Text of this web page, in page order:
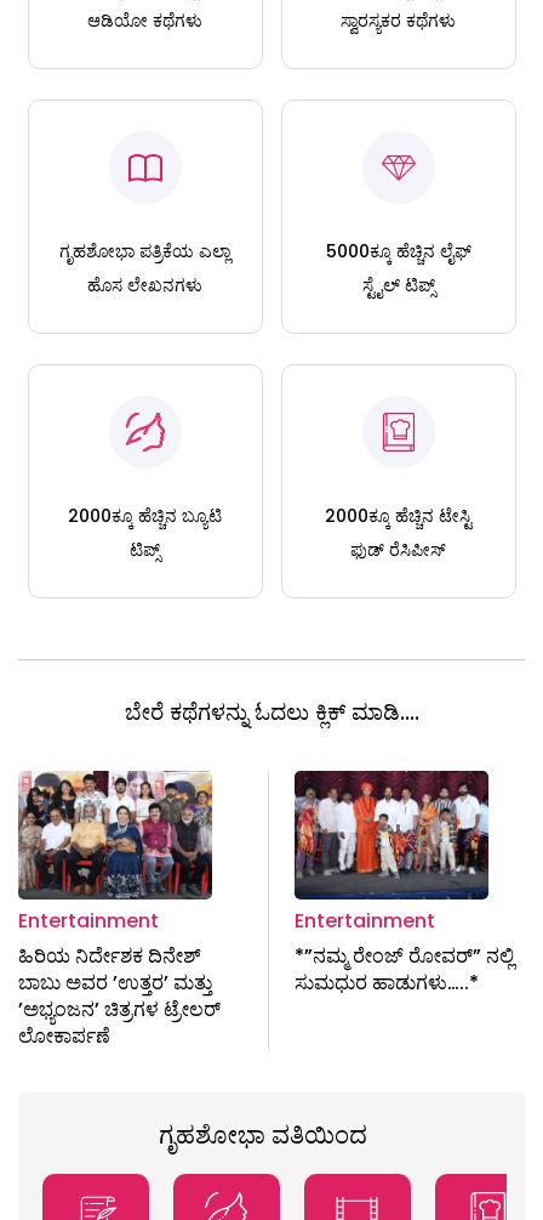
ಆಡಿಯೋ ಕಥೆಗಳು
ಸ್ವಾರಸ್ಯಕರ ಕಥೆಗಳು
ಗೃಹಶೋಭಾ ಪತ್ರಿಕೆಯ ಎಲ್ಲಾ
ಹೊಸ ಲೇಖನಗಳು
5000ಕ್ಕೂ ಹೆಚ್ಚಿನ ಲೈಫ್
ಸ್ಟೈಲ್ ಟಿಪ್ಸ್
2000ಕ್ಕೂ ಹೆಚ್ಚಿನ ಬ್ಯೂಟಿ
ಟಿಪ್ಸ್
2000ಕ್ಕೂ ಹೆಚ್ಚಿನ ಟೇಸ್ಟಿ
ಫುಡ್ ರೆಸಿಪೀಸ್
ಬೇರೆ ಕಥೆಗಳನ್ನು ಓದಲು ಕ್ಲಿಕ್ ಮಾಡಿ....
Entertainment
ಹಿರಿಯ ನಿರ್ದೇಶಕ ದಿನೇಶ್
ಬಾಬು ಅವರ ’ಉತ್ತರ’ ಮತ್ತು
’ಅಭ್ಯಂಜನ’ ಚಿತ್ರಗಳ ಟ್ರೇಲರ್
ಲೋಕಾರ್ಪಣೆ
Entertainment
*”ನಮ್ಮ ರೇಂಜ್ ರೋವರ್” ನಲ್ಲಿ
ಸುಮಧುರ ಹಾಡುಗಳು…..*
ಗೃಹಶೋಭಾ ವತಿಯಿಂದ